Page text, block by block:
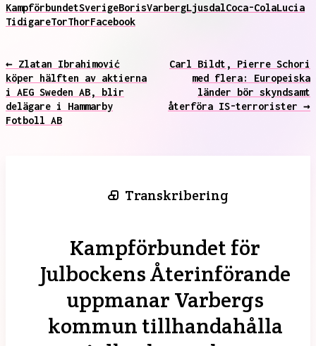
KampförbundetSverigeBorisVarbergLjusdalCoca-ColaLucia
TidigareTorThorFacebook
← Zlatan Ibrahimović
köper hälften av aktierna
i AEG Sweden AB, blir
delägare i Hammarby
Fotboll AB
Carl Bildt, Pierre Schori
med flera: Europeiska
länder bör skyndsamt
återföra IS-terrorister →
Transkribering
Kampförbundet för
Julbockens Återinförande
uppmanar Varbergs
kommun tillhandahålla